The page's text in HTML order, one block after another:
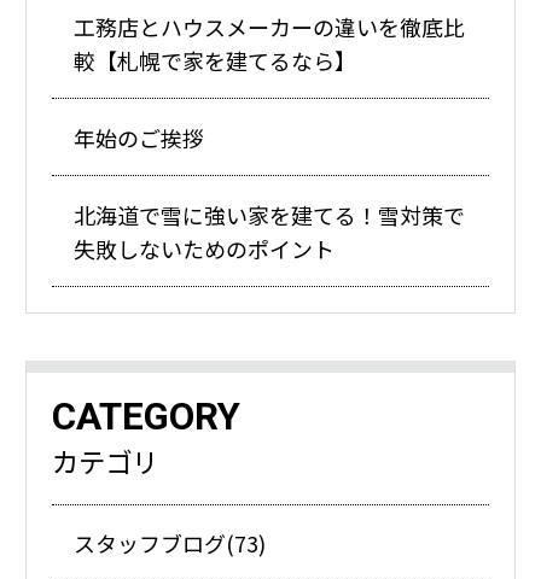
工務店とハウスメーカーの違いを徹底比
較【札幌で家を建てるなら】
年始のご挨拶
北海道で雪に強い家を建てる！雪対策で
失敗しないためのポイント
CATEGORY
カテゴリ
スタッフブログ(73)